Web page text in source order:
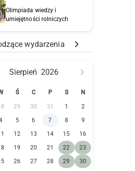
Olimpiada wiedzy i
umiejętności rolniczych
wydarzenia
Sierpień 2026
Ś C P S N
29 30 31 1
2
5 6 7 8
9
12 13 14 15
16
19 20 21 22
23
26 27 28 29
30